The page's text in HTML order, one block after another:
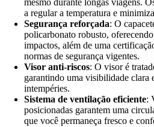
mesmo durante longas viagens.
a regular a temperatura e
Segurança reforçada: O
policarbonato robusto,
impactos, além de uma
normas de segurança vigentes.
Visor anti-riscos: O visor é
garantindo uma visibilidade clara
intempéries.
Sistema de ventilação eficiente:
posicionadas garantem uma
que você permaneça fresco e